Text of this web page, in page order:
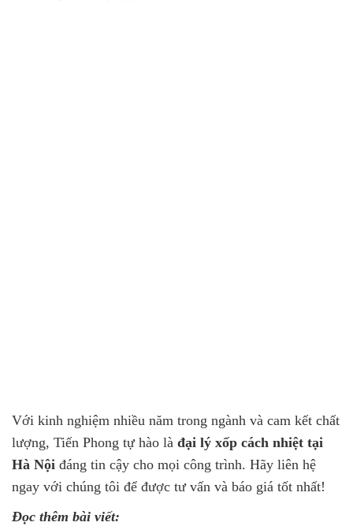
Với kinh nghiệm nhiều năm trong ngành và cam kết chất
lượng, Tiến Phong tự hào là đại lý xốp cách nhiệt tại
Hà Nội đáng tin cậy cho mọi công trình. Hãy liên hệ
ngay với chúng tôi để được tư vấn và báo giá tốt nhất!
Đọc thêm bài viết: